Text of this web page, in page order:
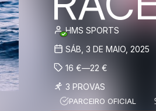
HMS SPORTS
SÁB, 3 DE MAIO, 2025
16 €—22 €
3 PROVAS
PARCEIRO OFICIAL